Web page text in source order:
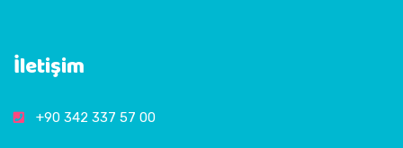
İletişim
+90 342 337 57 00